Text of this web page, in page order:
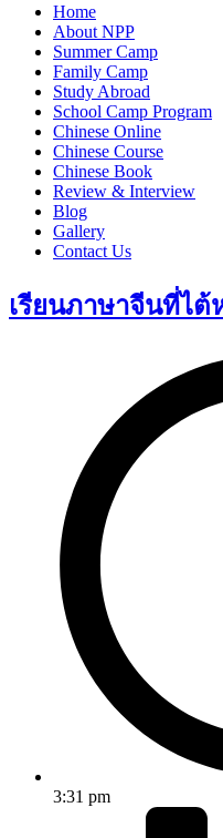
Home
About NPP
Summer Camp
Family Camp
Study Abroad
School Camp Program
Chinese Online
Chinese Course
Chinese Book
Review & Interview
Blog
Gallery
Contact Us
เรียนภาษาจีนที่ไต้
3:31 pm